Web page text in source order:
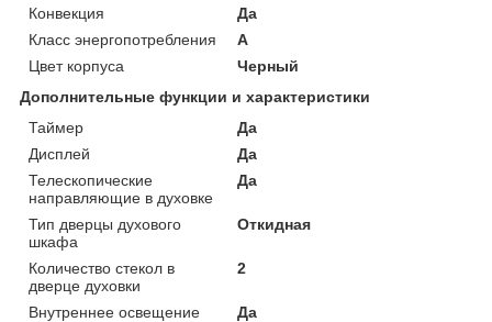
Конвекция
Да
Класс энергопотребления
A
Цвет корпуса
Черный
Дополнительные функции и характеристики
Таймер
Да
Дисплей
Да
Телескопические
направляющие в духовке
Да
Тип дверцы духового
шкафа
Откидная
Количество стекол в
дверце духовки
2
Внутреннее освещение
Да